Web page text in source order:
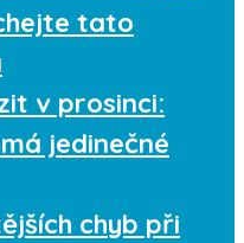
tato
v prosinci:
jedinečné
chyb při